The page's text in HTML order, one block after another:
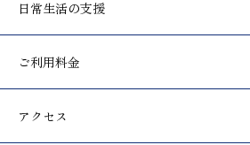
日常生活の支援
ご利用料金
アクセス